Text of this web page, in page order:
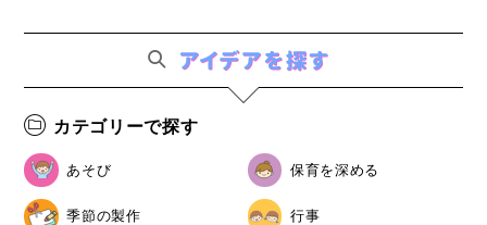
カテゴリーで探す
あそび 保育を深める
季節の製作 行事